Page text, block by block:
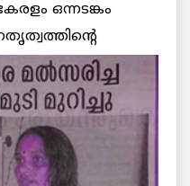
ഒന്നടങ്കം